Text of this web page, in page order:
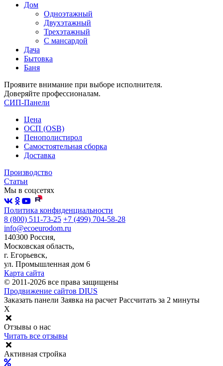
Дом
Одноэтажный
Двухэтажный
Трехэтажный
С мансардой
Дача
Бытовка
Баня
Проявите внимание при выборе исполнителя.
Доверяйте профессионалам.
СИП-Панели
Цена
ОСП (OSB)
Пенополистирол
Самостоятельная сборка
Доставка
Производство
Статьи
Мы в соцсетях
Политика конфиденциальности
8 (800) 511-73-25 +7 (499) 704-58-28
info@ecoeurodom.ru
140300 Россия,
Московская область,
г. Егорьевск,
ул. Промышленная дом 6
Карта сайта
© 2011-2026 все права защищены
Продвижение сайтов DIUS
Заказать панели Заявка на расчет Рассчитать за 2 минуты
X
Отзывы о нас
Читать все отзывы
Активная стройка